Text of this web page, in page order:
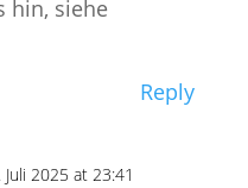
hin, siehe
Reply
2025 at 23:41